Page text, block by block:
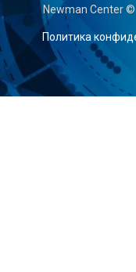
Newman Center
Политика